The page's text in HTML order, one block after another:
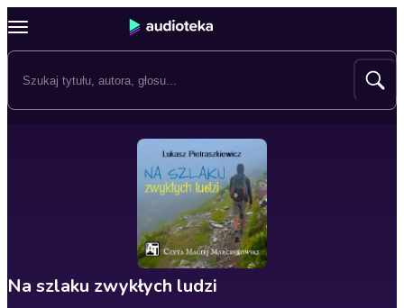
Na szlaku zwykłych ludzi